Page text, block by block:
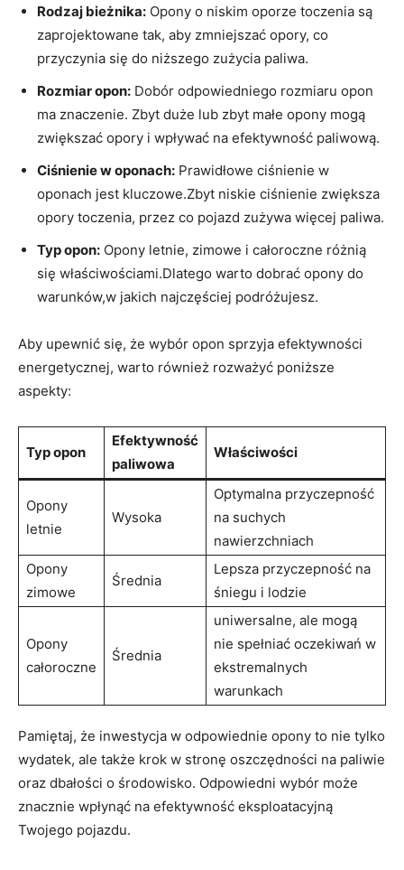
Rodzaj bieżnika: Opony ​o niskim⁢ oporze toczenia są
‍zaprojektowane tak, aby zmniejszać ‌opory,​ co
przyczynia się ​do niższego zużycia paliwa.
Rozmiar ⁣opon: Dobór odpowiedniego rozmiaru opon
ma‍ znaczenie. Zbyt duże lub zbyt małe opony ​mogą
zwiększać opory ⁢i wpływać na efektywność paliwową.
Ciśnienie ⁣w⁢ oponach: Prawidłowe⁢ ciśnienie w
oponach jest kluczowe.Zbyt niskie ‌ciśnienie‌ zwiększa
opory toczenia, przez ​co pojazd zużywa ⁤więcej paliwa.
Typ opon: ‍Opony letnie, zimowe i całoroczne różnią‍
się‍ właściwościami.Dlatego warto dobrać ⁢opony⁢ do
warunków,w jakich najczęściej podróżujesz.
Aby upewnić się, ‌że wybór opon sprzyja efektywności
⁤energetycznej, warto również rozważyć poniższe
aspekty:
Typ ⁢opon
Efektywność
paliwowa
Właściwości
Opony
letnie
Wysoka
Optymalna przyczepność
na suchych⁢
nawierzchniach
Opony
zimowe
Średnia
Lepsza przyczepność ​na
‌śniegu i‍ lodzie
Opony
całoroczne
Średnia
uniwersalne, ale mogą
nie spełniać oczekiwań w
ekstremalnych ​
warunkach
Pamiętaj, że inwestycja‌ w odpowiednie opony to nie ‌tylko
wydatek, ale także krok w stronę oszczędności na paliwie
oraz dbałości o środowisko. Odpowiedni wybór może
znacznie wpłynąć na efektywność eksploatacyjną
Twojego ⁢pojazdu.